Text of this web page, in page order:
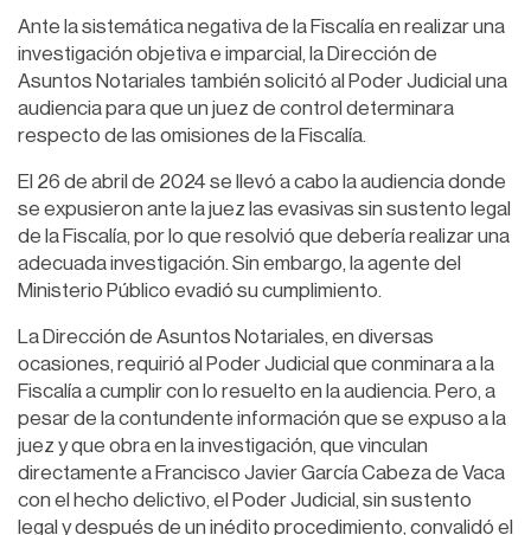
Ante la sistemática negativa de la Fiscalía en realizar una
investigación objetiva e imparcial, la Dirección de
Asuntos Notariales también solicitó al Poder Judicial una
audiencia para que un juez de control determinara
respecto de las omisiones de la Fiscalía.
El 26 de abril de 2024 se llevó a cabo la audiencia donde
se expusieron ante la juez las evasivas sin sustento legal
de la Fiscalía, por lo que resolvió que debería realizar una
adecuada investigación. Sin embargo, la agente del
Ministerio Público evadió su cumplimiento.
La Dirección de Asuntos Notariales, en diversas
ocasiones, requirió al Poder Judicial que conminara a la
Fiscalía a cumplir con lo resuelto en la audiencia. Pero, a
pesar de la contundente información que se expuso a la
juez y que obra en la investigación, que vinculan
directamente a Francisco Javier García Cabeza de Vaca
con el hecho delictivo, el Poder Judicial, sin sustento
legal y después de un inédito procedimiento, convalidó el